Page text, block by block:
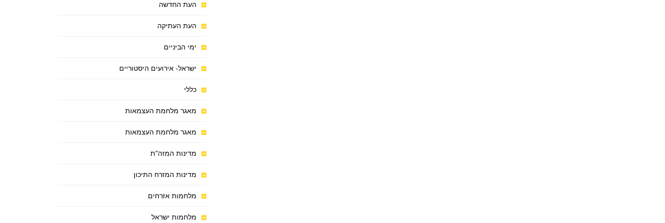
העת החדשה
העת העתיקה
ימי הביניים
ישראל- אירועים היסטוריים
כללי
מאגר מלחמת העצמאות
מאגר מלחמת העצמאות
מדינות המזה"ת
מדינות המזרח התיכון
מלחמות אזרחים
מלחמות ישראל